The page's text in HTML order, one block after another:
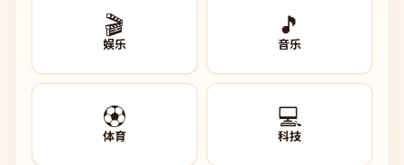
🎬
娱乐
🎵
音乐
⚽
体育
💻
科技